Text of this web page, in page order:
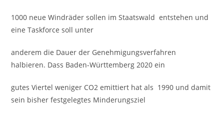
1000 neue Windräder sollen im Staatswald entstehen und
eine Taskforce soll unter
anderem die Dauer der Genehmigungsverfahren
halbieren. Dass Baden-Württemberg 2020 ein
gutes Viertel weniger CO2 emittiert hat als 1990 und damit
sein bisher festgelegtes Minderungsziel